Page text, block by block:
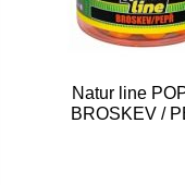
Natur line
BROSKEV /